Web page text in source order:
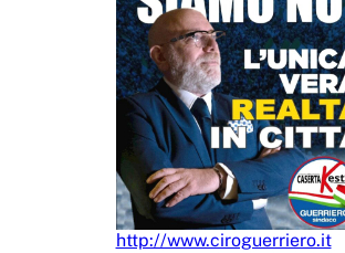
http://www.ciroguerriero.it